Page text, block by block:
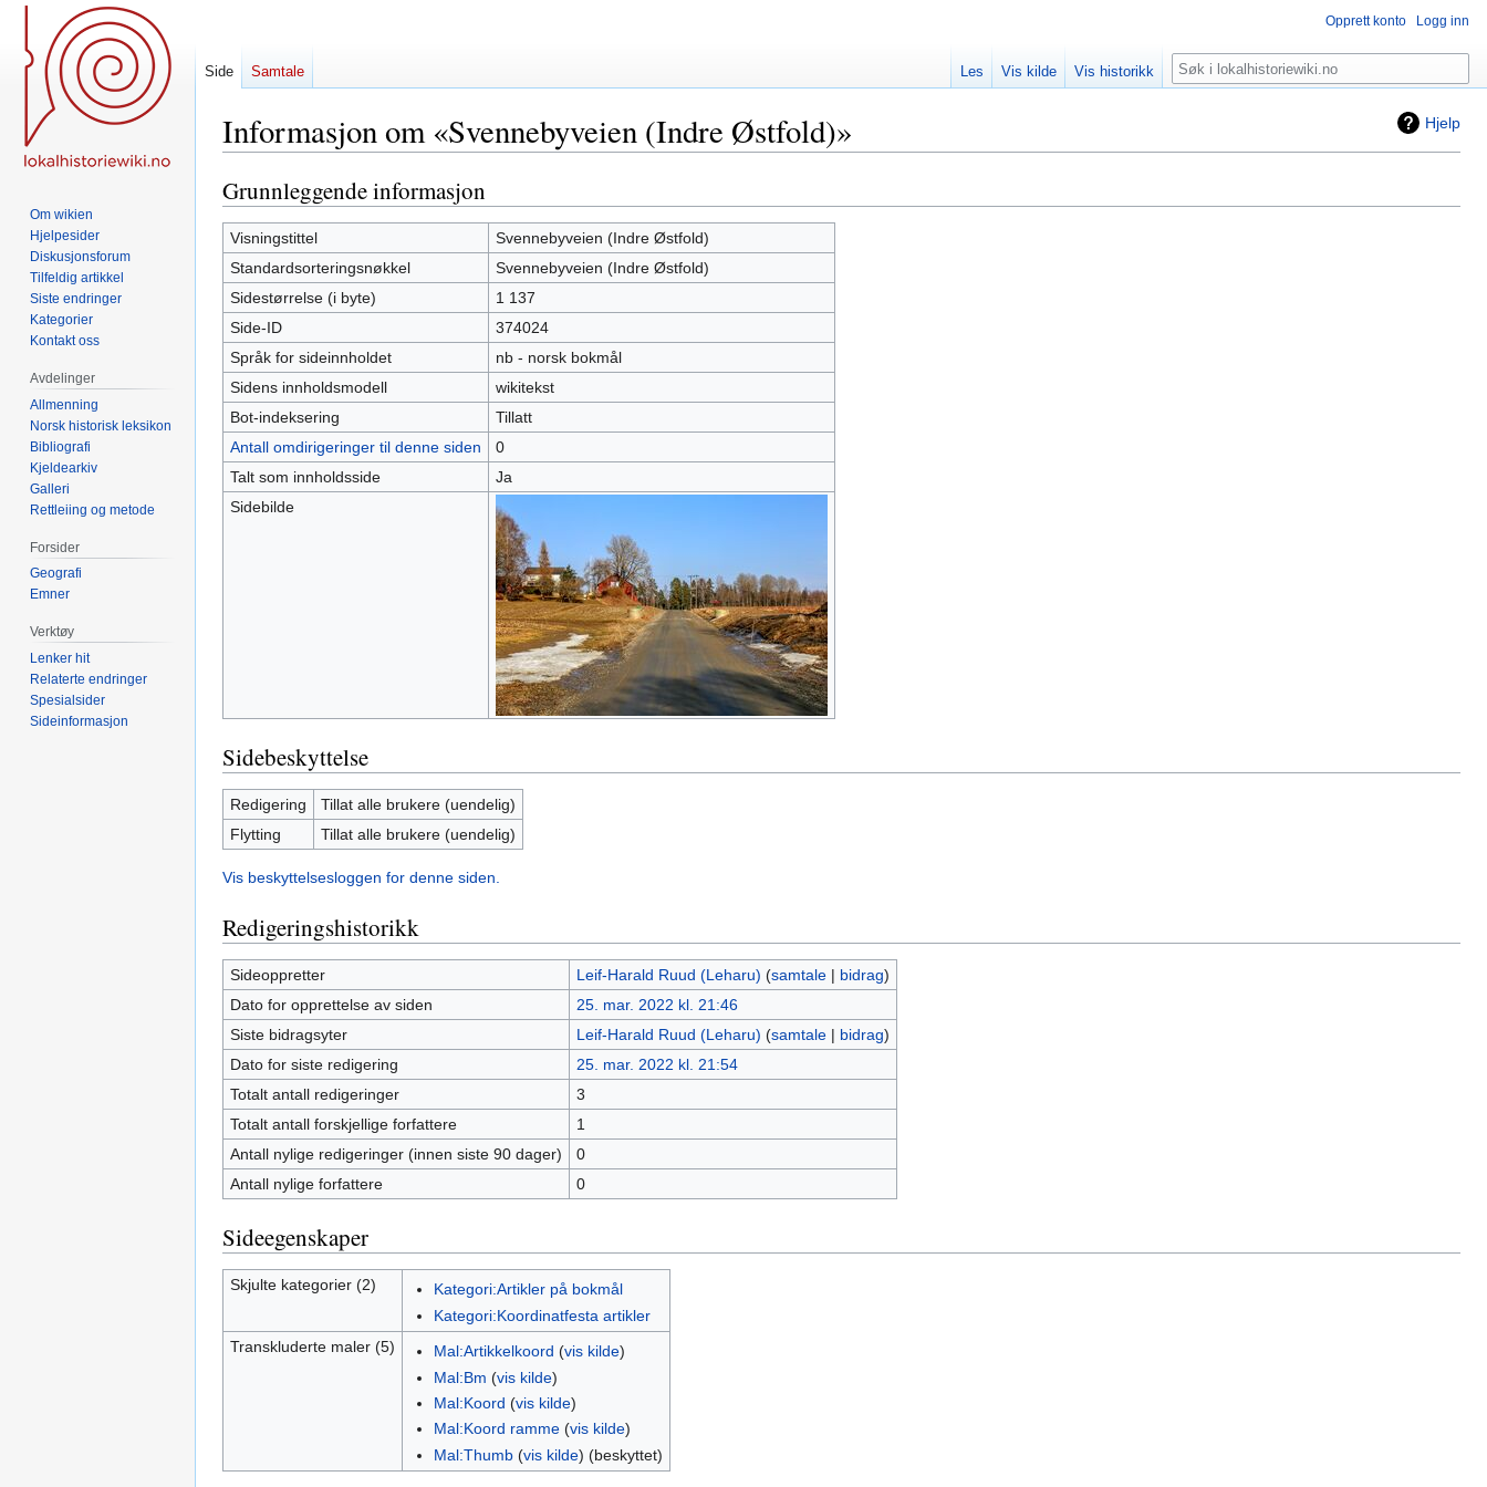
Hjelp
Informasjon om «Svennebyveien (Indre Østfold)»
Hopp
til
navigering
Hopp
til
søk
Grunnleggende informasjon
Visningstittel
Svennebyveien (Indre Østfold)
Standardsorteringsnøkkel
Svennebyveien (Indre Østfold)
Sidestørrelse (i byte)
1 137
Side-ID
374024
Språk for sideinnholdet
nb - norsk bokmål
Sidens innholdsmodell
wikitekst
Bot-indeksering
Tillatt
Antall omdirigeringer til denne siden
0
Talt som innholdsside
Ja
Sidebilde
Sidebeskyttelse
Redigering
Tillat alle brukere (uendelig)
Flytting
Tillat alle brukere (uendelig)
Vis beskyttelsesloggen for denne siden.
Redigeringshistorikk
Sideoppretter Leif-Harald Ruud (Leharu) (samtale| bidrag)
Dato for opprettelse av siden
25. mar. 2022 kl. 21:46
Siste bidragsyter
Leif-Harald Ruud (Leharu) (samtale| bidrag)
Dato for siste redigering
25. mar. 2022 kl. 21:54
Totalt antall redigeringer
3
Totalt antall forskjellige forfattere
1
Antall nylige redigeringer (innen siste 90 dager)
0
Antall nylige forfattere
0
Sideegenskaper
Skjulte kategorier (2)
Kategori:Artikler på bokmål
Kategori:Koordinatfesta artikler
Transkluderte maler (5)
Mal:Artikkelkoord (vis kilde)
Mal:Bm (vis kilde)
Mal:Koord (vis kilde)
Mal:Koord ramme(vis kilde)
Mal:Thumb(vis kilde) (beskyttet)
Opprett konto Logg inn
Side Samtale Les Vis kilde Vis historikk Søk
Om wikien
Hjelpesider
Diskusjonsforum
Tilfeldig artikkel
Siste endringer
Kategorier
Kontakt oss
Avdelinger
Allmenning
Norsk historisk leksikon
Bibliografi
Kjeldearkiv
Galleri
Rettleiing og metode
Forsider
Geografi
Emner
Verktøy
Lenker hit
Relaterte endringer
Spesialsider
Sideinformasjon